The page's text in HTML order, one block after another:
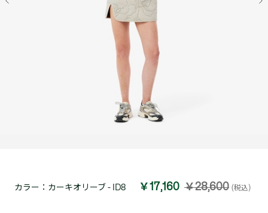
カラー： カーキオリーブ - ID8 ￥17,160 ￥28,600 (税込)